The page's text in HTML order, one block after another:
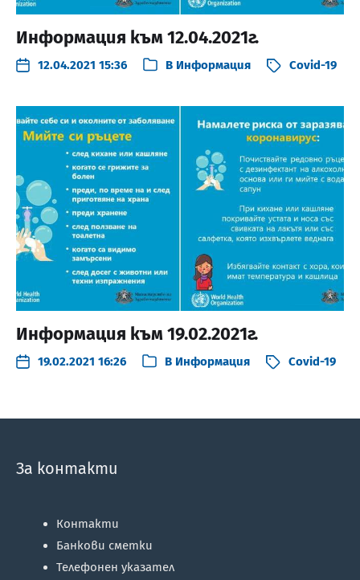
Информация към 12.04.2021г.
12.04.2021 15:36 В Информация Covid-19
Информация към 19.02.2021г.
19.02.2021 16:26 В Информация Covid-19
За контакти
Контакти
Банкови сметки
Телефонен указател